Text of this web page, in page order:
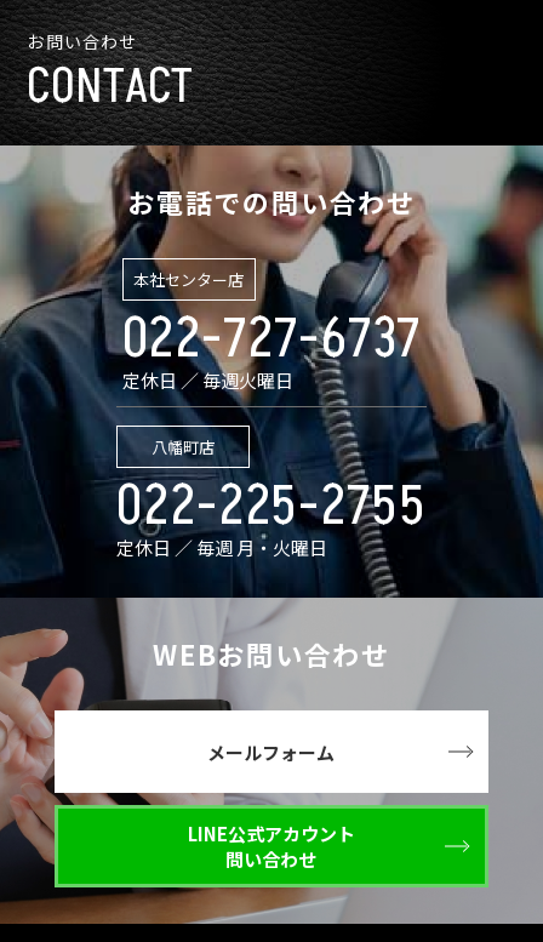
お問い合わせ
CONTACT
お電話での問い合わせ
本社センター店
022-727-6737
定休日 ／ 毎週火曜日
八幡町店
022-225-2755
定休日 ／ 毎週 月・火曜日
WEBお問い合わせ
メールフォーム
LINE公式アカウント
問い合わせ